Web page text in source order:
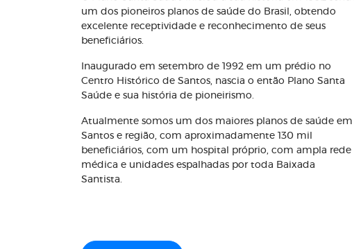
O Plano Santa Saúde iniciou a sua história em 1992 sendo
um dos pioneiros planos de saúde do Brasil, obtendo
beneficiários.
Inaugurado em setembro de 1992 em um prédio no
Atualmente somos um dos maiores planos de saúde em
Santos e região, com aproximadamente 130 mil
beneficiários, com um hospital próprio, com ampla rede